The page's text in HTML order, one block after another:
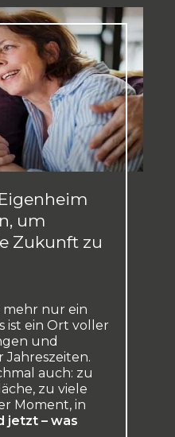
um
Zukunft zu
mehr nur ein
ist ein Ort voller
und
Jahreszeiten.
auch: zu
zu viele
Moment, in
jetzt – was